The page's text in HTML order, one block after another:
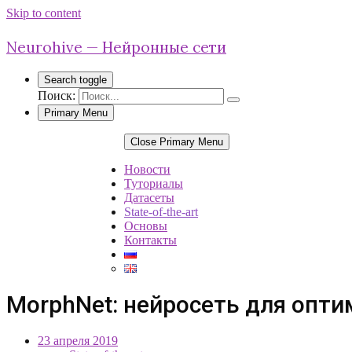
Skip to content
Neurohive — Нейронные сети
Search toggle
Поиск:
Primary Menu
Close Primary Menu
Новости
Туториалы
Датасеты
State-of-the-art
Основы
Контакты
MorphNet: нейросеть для
23 апреля 2019